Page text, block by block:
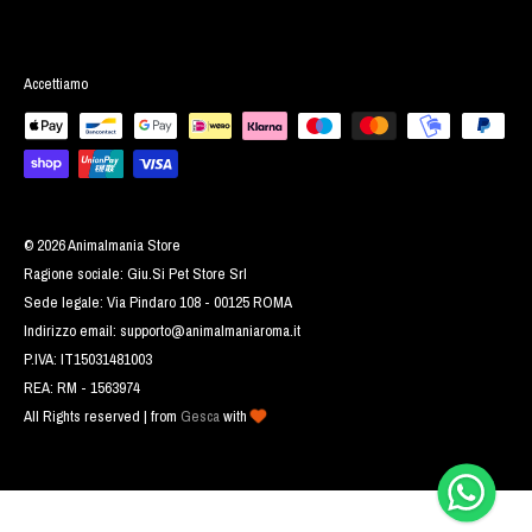
Accettiamo
© 2026 Animalmania Store
Ragione sociale: Giu.Si Pet Store Srl
Sede legale: Via Pindaro 108 - 00125 ROMA
Indirizzo email: supporto@animalmaniaroma.it
P.IVA: IT15031481003
REA: RM - 1563974
All Rights reserved | from Gescawith